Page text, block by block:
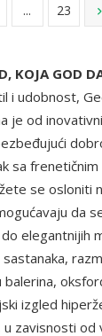
... 23
KOJA GOD
i udobnost,
je od
sa
se osloniti
da
elegantnijih
izgled
u zavisnosti od